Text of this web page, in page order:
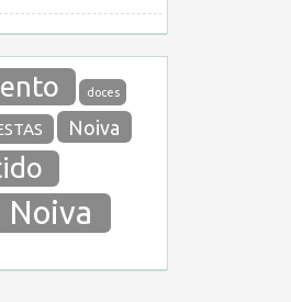
doces
Noiva